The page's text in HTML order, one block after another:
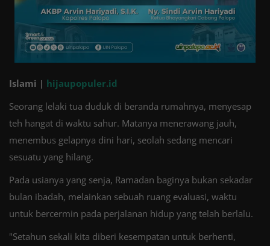
Islami | hijaupopuler.id
Seorang lelaki tua duduk di beranda rumahnya, menyesap
teh hangat di waktu sahur. Matanya menerawang jauh,
menembus gelapnya dini hari, seolah sedang mencari
sesuatu yang hilang.
Pada usianya yang senja, Ramadan baginya bukan sekadar
bulan ibadah, melainkan sebuah ruang evaluasi, waktu
untuk bercermin pada perjalanan hidup yang telah berlalu.
"Setahun sekali kita diberi kesempatan untuk berhenti,